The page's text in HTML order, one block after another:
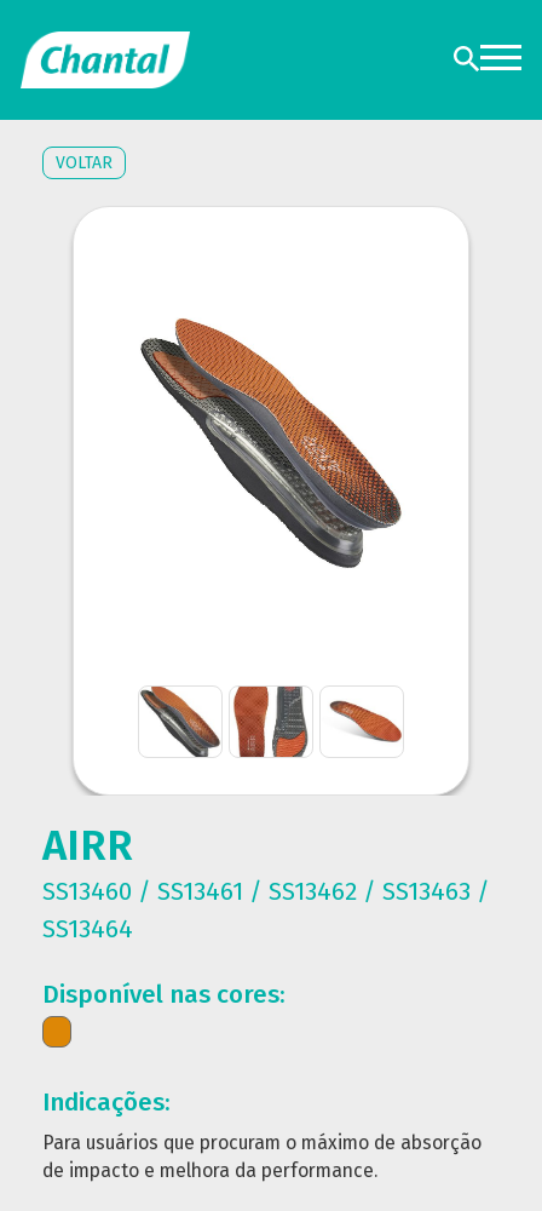
AIRR
SS13460 / SS13461 / SS13462 / SS13463 /
SS13464
Disponível nas cores:
Indicações:
Para usuários que procuram o máximo de absorção
de impacto e melhora da performance.
VOLTAR